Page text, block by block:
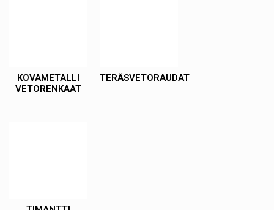
KOVAMETALLI
VETORENKAAT
TERÄSVETORAUDAT